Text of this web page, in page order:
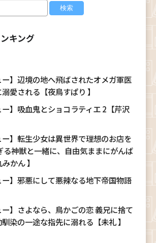
キング
ー】辺境の地へ飛ばされたオメガ軍医
愛される【夜鳥すぱり 】
ー】吸血鬼とショコラティエ 2【芹沢
ー】転生少女は異世界で理想のお店を
る神獣と一緒に、自由気ままにがんば
かん 】
ー】邪悪にして悪辣なる地下帝国物語
ー】さよなら、鳥かごの恋 義兄に捨て
染の一途な指先に溺れる【未礼 】